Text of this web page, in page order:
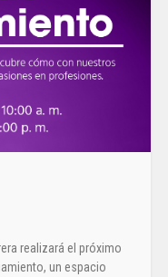
realizará el próximo
un espacio